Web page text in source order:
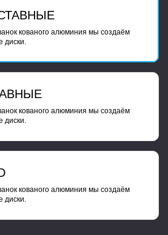
кованого алюминия мы создаём
диски.
кованого алюминия мы создаём
диски.
кованого алюминия мы создаём
диски.